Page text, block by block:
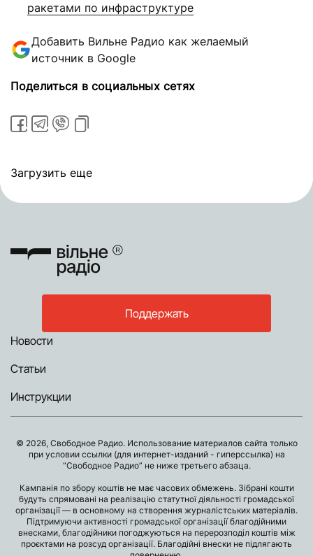
ракетами по инфраструктуре
Добавить Вильне Радио как желаемый
источник в Google
Поделиться в социальных сетях
Загрузить еще
Поддержать
Новости
Статьи
Инструкции
© 2026, Свободное Радио. Использование материалов сайта только
при условии ссылки (для интернет-изданий - гиперссылка) на
“Свободное Радио” не ниже третьего абзаца.
Кампанія по збору коштів не має часових обмежень. Зібрані кошти
будуть спрямовані на реалізацію статутної діяльності громадської
організації — в основному на створення журналістських матеріалів.
Підтримуючи активності громадської організації благодійними
внесками, благодійники погоджуються на перерозподіл коштів між
проєктами на розсуд організації. Благодійні внески не підлягають